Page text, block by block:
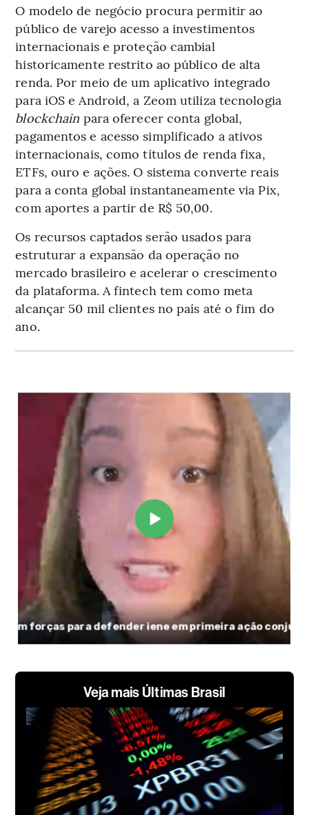
O modelo de negócio procura permitir ao
público de varejo acesso a investimentos
internacionais e proteção cambial
historicamente restrito ao público de alta
renda. Por meio de um aplicativo integrado
para iOS e Android, a Zeom utiliza tecnologia
blockchain para oferecer conta global,
pagamentos e acesso simplificado a ativos
internacionais, como títulos de renda fixa,
ETFs, ouro e ações. O sistema converte reais
para a conta global instantaneamente via Pix,
com aportes a partir de R$ 50,00.
Os recursos captados serão usados para
estruturar a expansão da operação no
mercado brasileiro e acelerar o crescimento
da plataforma. A fintech tem como meta
alcançar 50 mil clientes no país até o fim do
ano.
Veja mais Últimas Brasil